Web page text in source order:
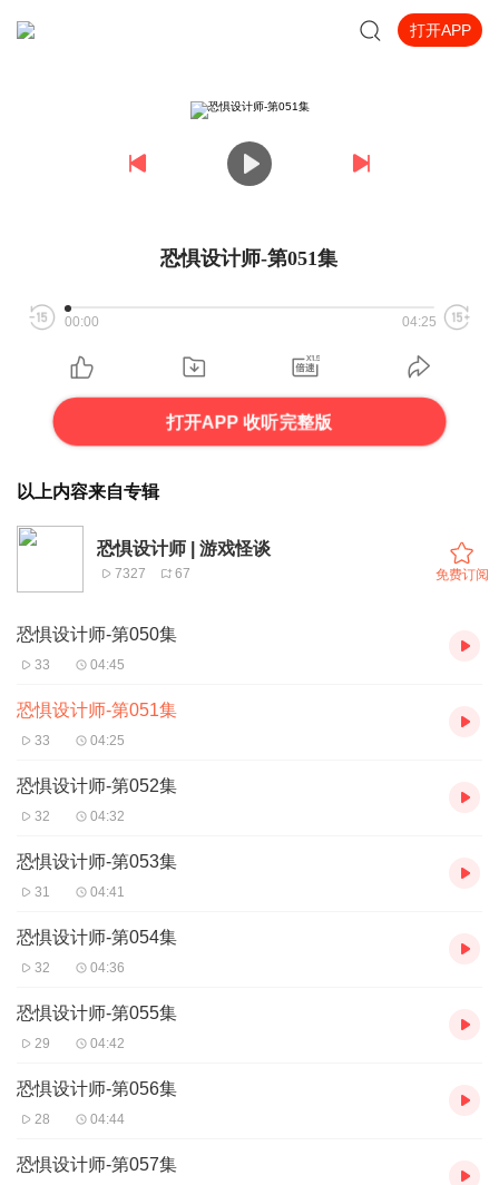
打开APP
恐惧设计师-第051集
00:00 04:25
打开APP 收听完整版
以上内容来自专辑
恐惧设计师 | 游戏怪谈
7327 67 免费订阅
恐惧设计师-第050集
33 04:45
恐惧设计师-第051集
33 04:25
恐惧设计师-第052集
32 04:32
恐惧设计师-第053集
31 04:41
恐惧设计师-第054集
32 04:36
恐惧设计师-第055集
29 04:42
恐惧设计师-第056集
28 04:44
恐惧设计师-第057集